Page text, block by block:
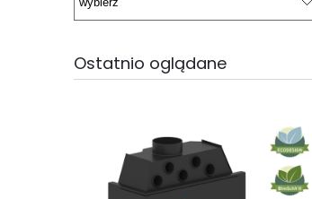
Ostatnio oglądane